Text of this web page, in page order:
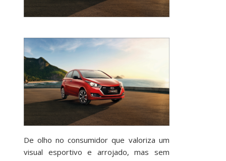
De olho no consumidor que valoriza um
visual esportivo e arrojado, mas sem